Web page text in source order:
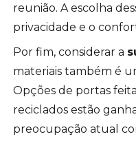
reunião. A escolha
privacidade e o
Por fim, considerar a
materiais também é
Opções de portas
reciclados estão
preocupação atual